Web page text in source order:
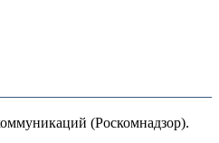
(Роскомнадзор).